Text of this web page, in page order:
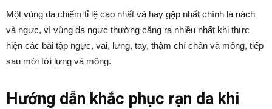
Một vùng da chiếm tỉ lệ cao nhất và hay gặp nhất chính là nách
và ngực, vì vùng da ngực thường căng ra nhiều nhất khi thực
hiện các bài tập ngực, vai, lưng, tay, thậm chí chân và mông, tiếp
sau mới tới lưng và mông.
Hướng dẫn khắc phục rạn da khi